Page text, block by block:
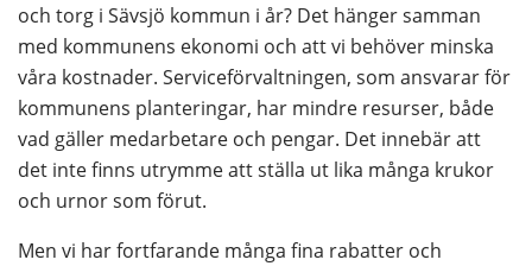
och torg i Sävsjö kommun i år? Det hänger samman
med kommunens ekonomi och att vi behöver minska
våra kostnader. Serviceförvaltningen, som ansvarar för
kommunens planteringar, har mindre resurser, både
vad gäller medarbetare och pengar. Det innebär att
det inte finns utrymme att ställa ut lika många krukor
och urnor som förut.
Men vi har fortfarande många fina rabatter och